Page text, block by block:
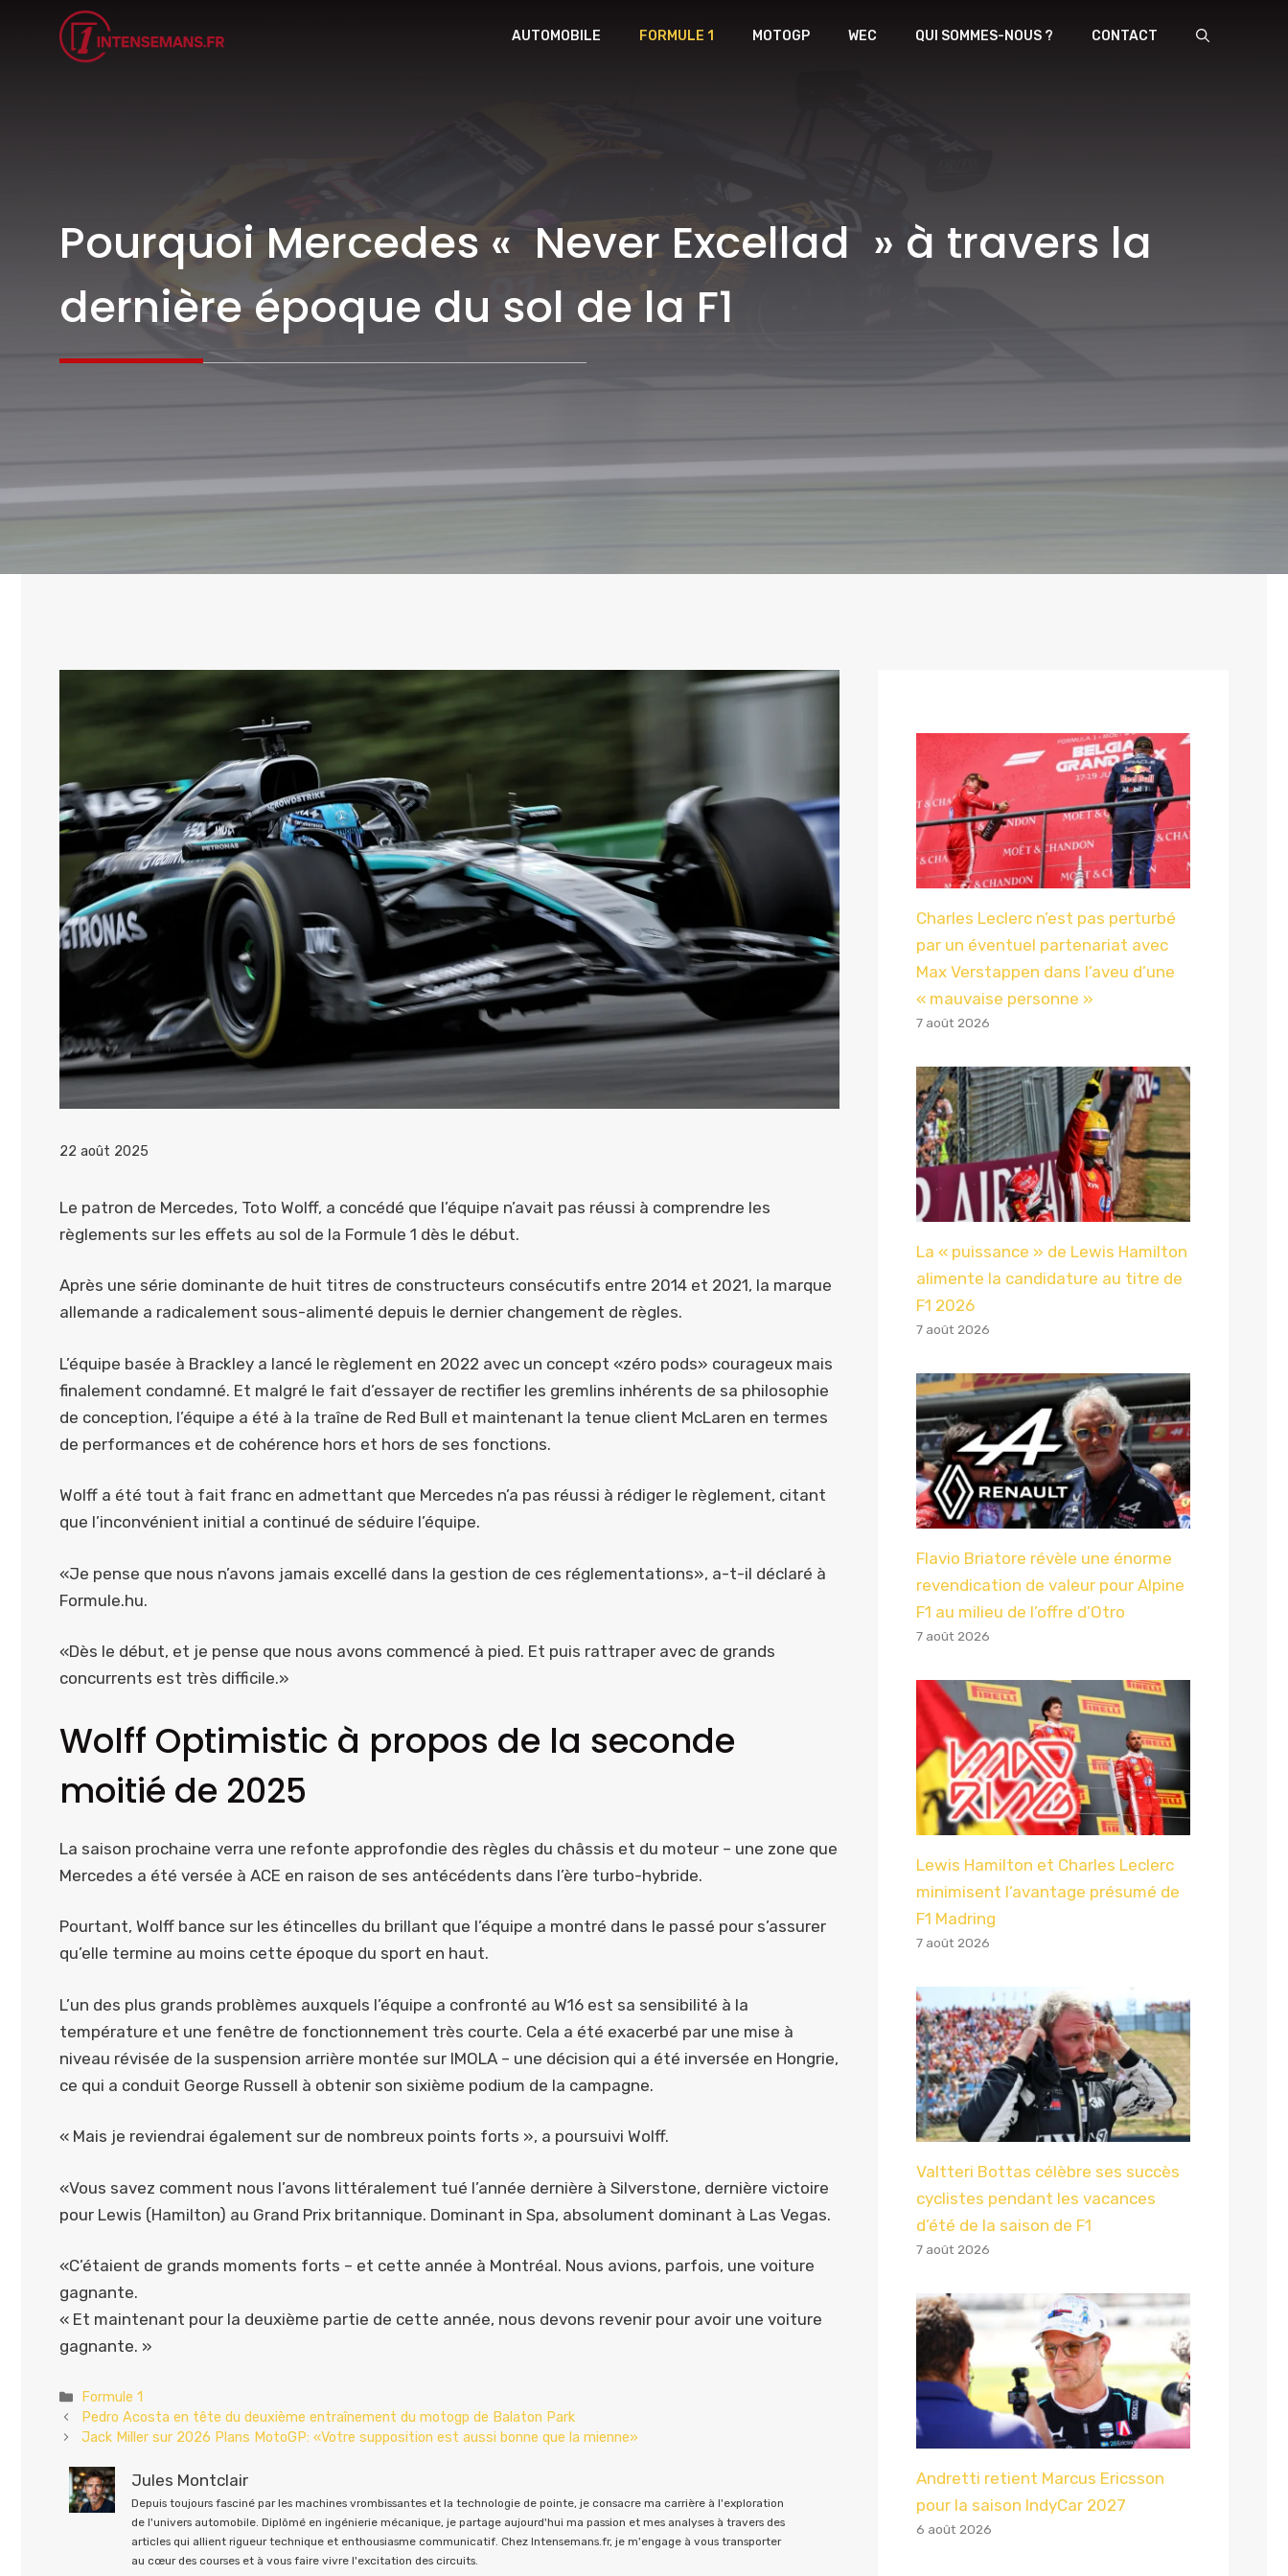
AUTOMOBILE FORMULE 1 MOTOGP WEC QUI SOMMES-NOUS ? CONTACT
Pourquoi Mercedes « Never Excellad » à travers la
dernière époque du sol de la F1
22 août 2025
Le patron de Mercedes, Toto Wolff, a concédé que l’équipe n’avait pas réussi à comprendre les
règlements sur les effets au sol de la Formule 1 dès le début.
Après une série dominante de huit titres de constructeurs consécutifs entre 2014 et 2021, la marque
allemande a radicalement sous-alimenté depuis le dernier changement de règles.
L’équipe basée à Brackley a lancé le règlement en 2022 avec un concept «zéro pods» courageux mais
finalement condamné. Et malgré le fait d’essayer de rectifier les gremlins inhérents de sa philosophie
de conception, l’équipe a été à la traîne de Red Bull et maintenant la tenue client McLaren en termes
de performances et de cohérence hors et hors de ses fonctions.
Wolff a été tout à fait franc en admettant que Mercedes n’a pas réussi à rédiger le règlement, citant
que l’inconvénient initial a continué de séduire l’équipe.
«Je pense que nous n’avons jamais excellé dans la gestion de ces réglementations», a-t-il déclaré à
Formule.hu.
«Dès le début, et je pense que nous avons commencé à pied. Et puis rattraper avec de grands
concurrents est très difficile.»
Wolff Optimistic à propos de la seconde
moitié de 2025
La saison prochaine verra une refonte approfondie des règles du châssis et du moteur – une zone que
Mercedes a été versée à ACE en raison de ses antécédents dans l’ère turbo-hybride.
Pourtant, Wolff bance sur les étincelles du brillant que l’équipe a montré dans le passé pour s’assurer
qu’elle termine au moins cette époque du sport en haut.
L’un des plus grands problèmes auxquels l’équipe a confronté au W16 est sa sensibilité à la
température et une fenêtre de fonctionnement très courte. Cela a été exacerbé par une mise à
niveau révisée de la suspension arrière montée sur IMOLA – une décision qui a été inversée en Hongrie,
ce qui a conduit George Russell à obtenir son sixième podium de la campagne.
« Mais je reviendrai également sur de nombreux points forts », a poursuivi Wolff.
«Vous savez comment nous l’avons littéralement tué l’année dernière à Silverstone, dernière victoire
pour Lewis (Hamilton) au Grand Prix britannique. Dominant in Spa, absolument dominant à Las Vegas.
«C’étaient de grands moments forts – et cette année à Montréal. Nous avions, parfois, une voiture
gagnante.
« Et maintenant pour la deuxième partie de cette année, nous devons revenir pour avoir une voiture
gagnante. »
Catégories
Formule 1
Pedro Acosta en tête du deuxième entraînement du motogp de Balaton Park
Jack Miller sur 2026 Plans MotoGP: «Votre supposition est aussi bonne que la mienne»
Jules Montclair
Depuis toujours fasciné par les machines vrombissantes et la technologie de pointe, je consacre ma carrière à l'exploration
de l'univers automobile. Diplômé en ingénierie mécanique, je partage aujourd'hui ma passion et mes analyses à travers des
articles qui allient rigueur technique et enthousiasme communicatif. Chez Intensemans.fr, je m'engage à vous transporter
au cœur des courses et à vous faire vivre l'excitation des circuits.
Charles Leclerc n’est pas perturbé
par un éventuel partenariat avec
Max Verstappen dans l’aveu d’une
« mauvaise personne »
7 août 2026
La « puissance » de Lewis Hamilton
alimente la candidature au titre de
F1 2026
7 août 2026
Flavio Briatore révèle une énorme
revendication de valeur pour Alpine
F1 au milieu de l’offre d’Otro
7 août 2026
Lewis Hamilton et Charles Leclerc
minimisent l’avantage présumé de
F1 Madring
7 août 2026
Valtteri Bottas célèbre ses succès
cyclistes pendant les vacances
d’été de la saison de F1
7 août 2026
Andretti retient Marcus Ericsson
pour la saison IndyCar 2027
6 août 2026